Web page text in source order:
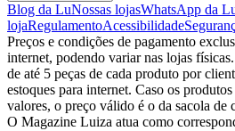
Blog da LuNossas lojasWhatsApp da
lojaRegulamentoAcessibilidade
Preços e condições de pagamento
internet, podendo variar nas lojas
de até 5 peças de cada produto por
estoques para internet. Caso os
valores, o preço válido é o da sacola de
O Magazine Luiza atua como